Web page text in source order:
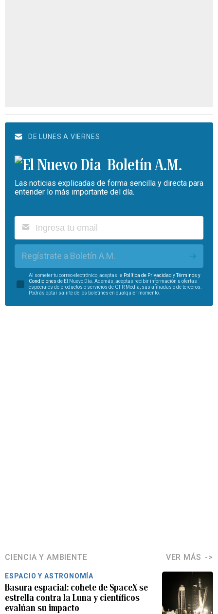
DE LUNES A VIERNES
Boletín A.M.
Las noticias explicadas de forma sencilla y directa para
entender lo más importante del día.
Regístrate a Boletín A.M.
Al someter tu correo electrónico, aceptas la Política de Privacidad yTérminos y
Condiciones de El Nuevo Día. Además, aceptas recibir información u ofertas
especiales de productos o servicios de GFR Media, sus afiliadas o de terceros.
Podrás optar salirte de los boletines en cualquier momento.
CIENCIA Y AMBIENTE VER MÁS
ESPACIO Y ASTRONOMÍA
Basura espacial: cohete de SpaceX se
estrella contra la Luna y científicos
evalúan su impacto